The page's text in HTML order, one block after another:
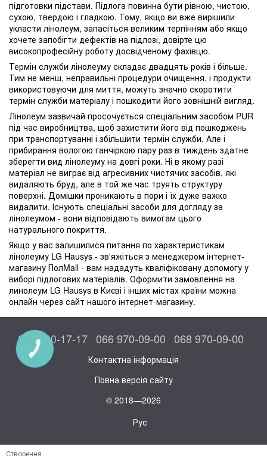
підготовки підстави. Підлога повинна бути рівною, чистою,
сухою, твердою і гладкою. Тому, якщо ви вже вирішили
укласти лінолеум, запасіться великим терпінням або якщо
хочете запобігти дефектів на підлозі, довірте цю
високопрофесійну роботу досвідченому фахівцю.
Термін служби лінолеуму складає двадцять років і більше.
Тим не менш, неправильні процедури очищення, і продукти
використовуючи для миття, можуть значно скоротити
термін служби матеріалу і пошкодити його зовнішній вигляд.
Лінолеум зазвичай просочується спеціальним засобом PUR
під час виробництва, щоб захистити його від пошкоджень
при транспортуванні і збільшити термін служби. Але і
прибирання вологою ганчіркою пару раз в тиждень здатне
зберегти вид лінолеуму на довгі роки. Ні в якому разі
матеріал не виграє від агресивних чистячих засобів, які
видаляють бруд, але в той же час труять структуру
поверхні. Домішки проникають в пори і їх дуже важко
видалити. Існують спеціальні засоби для догляду за
лінолеумом - вони відповідають вимогам цього
натурального покриття.
Якщо у вас залишилися питання по характеристикам
лінолеуму LG Hausys - зв'яжіться з менеджером інтернет-
магазину ПолMall - вам нададуть кваліфіковану допомогу у
виборі підлогових матеріалів. Оформити замовлення на
линолеум LG Hausys в Києві і інших містах країни можна
онлайн через сайт нашого інтернет-магазину.
044 300-17-17 066 970-09-00 068 970-09-00
Контактна інформація
Повна версія сайту
© 2018—2026
Рус
Створення
КНОПКА
ЗВ'ЯЗКУ